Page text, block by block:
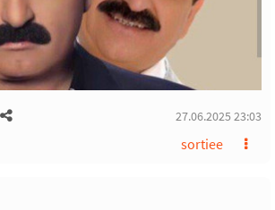
27.06.2025 23:03
sortiee